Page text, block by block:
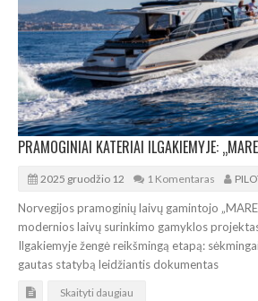
2025 gruodžio 12 1 Komentaras
Norvegijos pramoginių laivų gamintojo
modernios laivų surinkimo gamyklos
Ilgakiemyje žengė reikšmingą etapą:
gautas statybą leidžiantis dokumentas
Skaityti daugiau